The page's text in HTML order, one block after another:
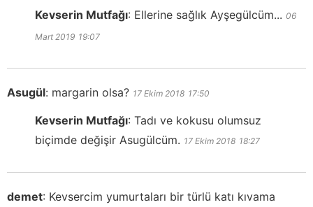
Kevserin Mutfağı: Ellerine sağlık Ayşegülcüm... 06
Mart 2019 19:07
Asugül: margarin olsa? 17 Ekim 2018 17:50
Kevserin Mutfağı: Tadı ve kokusu olumsuz
biçimde değişir Asugülcüm. 17 Ekim 2018 18:27
demet: Kevsercim yumurtaları bir türlü katı kıvama